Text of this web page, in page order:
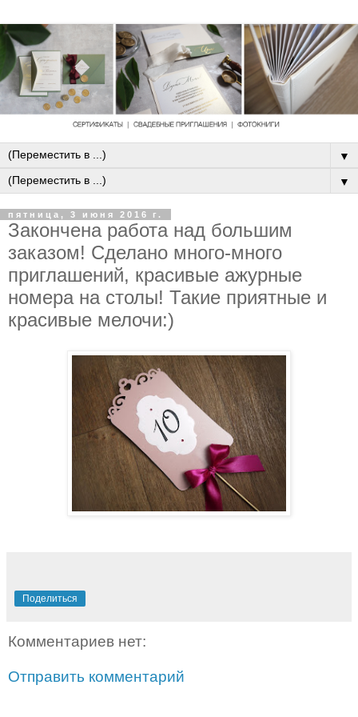
▼
▼
пятница, 3 июня 2016 г.
Закончена работа над большим
заказом! Сделано много-много
приглашений, красивые ажурные
номера на столы! Такие приятные и
красивые мелочи:)
Поделиться
Комментариев нет:
Отправить комментарий